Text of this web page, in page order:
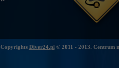
Copyrights Diver24.pl© 2011 - 2013. Centrum